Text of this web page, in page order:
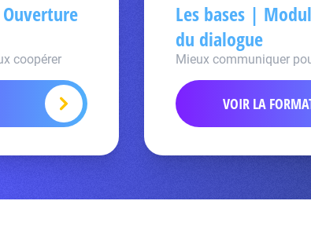
coopérer
Les bases |
du dialogue
Mieux communiquer
VOIR LA